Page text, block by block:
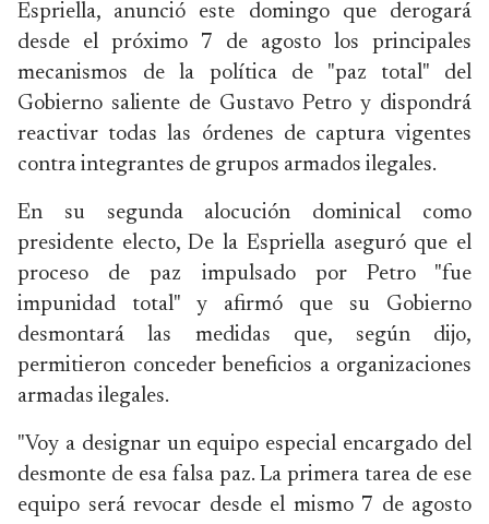
Espriella, anunció este domingo que derogará
desde el próximo 7 de agosto los principales
mecanismos de la política de "paz total" del
Gobierno saliente de Gustavo Petro y dispondrá
reactivar todas las órdenes de captura vigentes
contra integrantes de grupos armados ilegales.
En su segunda alocución dominical como
presidente electo, De la Espriella aseguró que el
proceso de paz impulsado por Petro "fue
impunidad total" y afirmó que su Gobierno
desmontará las medidas que, según dijo,
permitieron conceder beneficios a organizaciones
armadas ilegales.
"Voy a designar un equipo especial encargado del
desmonte de esa falsa paz. La primera tarea de ese
equipo será revocar desde el mismo 7 de agosto